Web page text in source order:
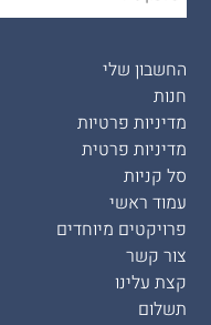
החשבון שלי
חנות
מדיניות פרטיות
מדיניות פרטית
סל קניות
עמוד ראשי
פרויקטים מיוחדים
צור קשר
קצת עלינו
תשלום